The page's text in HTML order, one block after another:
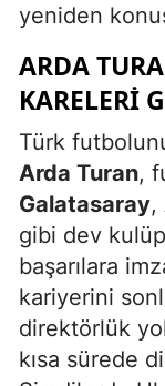
yeniden
ARDA
KARELERI
Türk
Arda Turan,
Galatasaray,
gibi dev
başarılara
kariyerini
direktörlük
kısa sürede